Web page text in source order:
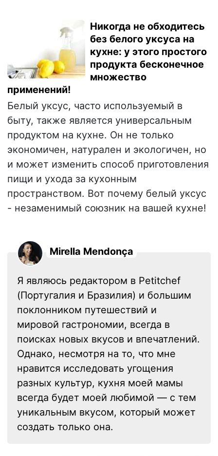
Никогда не обходитесь
без белого уксуса на
кухне: у этого простого
продукта бесконечное
множество
применений!
Белый уксус, часто используемый в
быту, также является универсальным
продуктом на кухне. Он не только
экономичен, натурален и экологичен, но
и может изменить способ приготовления
пищи и ухода за кухонным
пространством. Вот почему белый уксус
- незаменимый союзник на вашей кухне!
Mirella Mendonça
Я являюсь редактором в Petitchef
(Португалия и Бразилия) и большим
поклонником путешествий и
мировой гастрономии, всегда в
поисках новых вкусов и впечатлений.
Однако, несмотря на то, что мне
нравится исследовать угощения
разных культур, кухня моей мамы
всегда будет моей любимой — с тем
уникальным вкусом, который может
создать только она.